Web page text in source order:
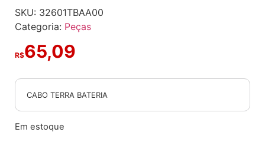
SKU: 32601TBAA00
Categoria: Peças
R$65,09
CABO TERRA BATERIA
Em estoque